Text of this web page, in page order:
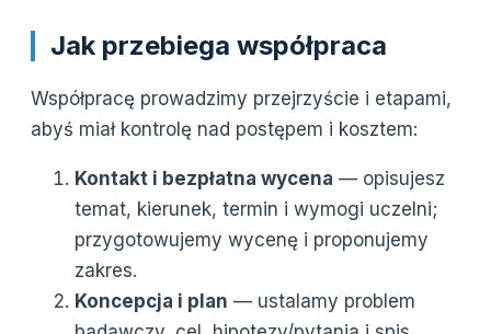
Jak przebiega współpraca
Współpracę prowadzimy przejrzyście i etapami,
abyś miał kontrolę nad postępem i kosztem:
Kontakt i bezpłatna wycena — opisujesz
temat, kierunek, termin i wymogi uczelni;
przygotowujemy wycenę i proponujemy
zakres.
Koncepcja i plan — ustalamy problem